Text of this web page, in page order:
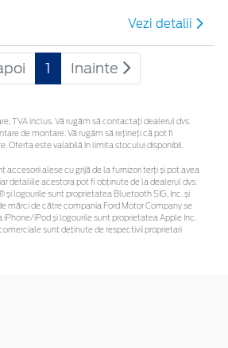
Vezi detalii
1 Inainte
TVA inclus. Vă rugăm să contactaţi dealerul dvs.
de montare. Vă rugăm să rețineți că pot fi
Oferta este valabilă în limita stocului disponibil.
accesorii alese cu grijă de la furnizori terți și pot avea
detaliile acestora pot fi obținute de la dealerul dvs.
și logourile sunt proprietatea Bluetooth SIG, Inc. și
mărci de către compania Ford Motor Company se
iPhone/iPod și logourile sunt proprietatea Apple Inc.
sunt deținute de respectivii proprietari